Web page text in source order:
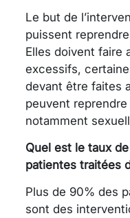
Le but de
puissent
Elles doivent faire
excessifs,
devant être faites
peuvent
notamment
Quel est le taux
patientes traitées
Plus de 90% des
sont des